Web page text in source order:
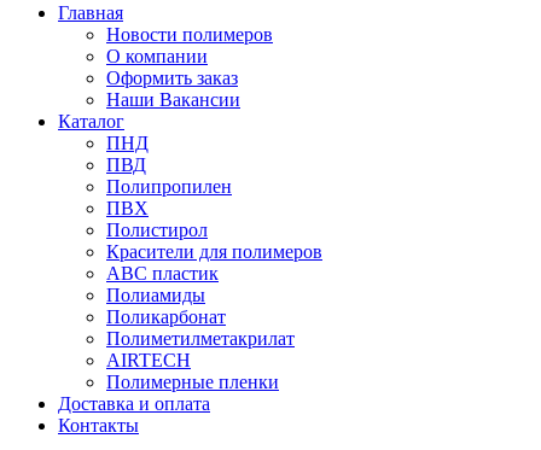
Главная
Новости полимеров
О компании
Оформить заказ
Наши Вакансии
Каталог
ПНД
ПВД
Полипропилен
ПВХ
Полистирол
Красители для полимеров
АВС пластик
Полиамиды
Поликарбонат
Полиметилметакрилат
AIRTECH
Полимерные пленки
Доставка и оплата
Контакты